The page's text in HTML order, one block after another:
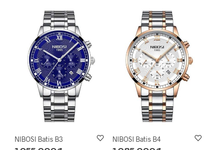
NIBOSI Batis B3 NIBOSI Batis B4